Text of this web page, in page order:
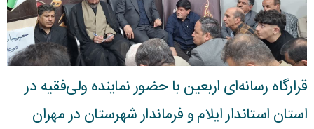
قرارگاه رسانه‌ای اربعین با حضور نماینده ولی‌فقیه در
استان استاندار ایلام و فرماندار شهرستان در مهران